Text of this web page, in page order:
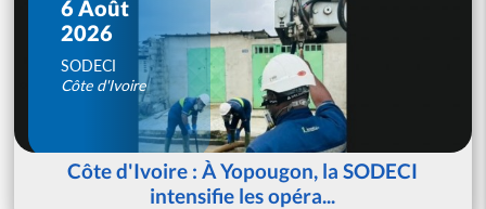
6 Août
2026
SODECI
Côte d'Ivoire
Côte d'Ivoire : À Yopougon, la SODECI
intensifie les opéra...